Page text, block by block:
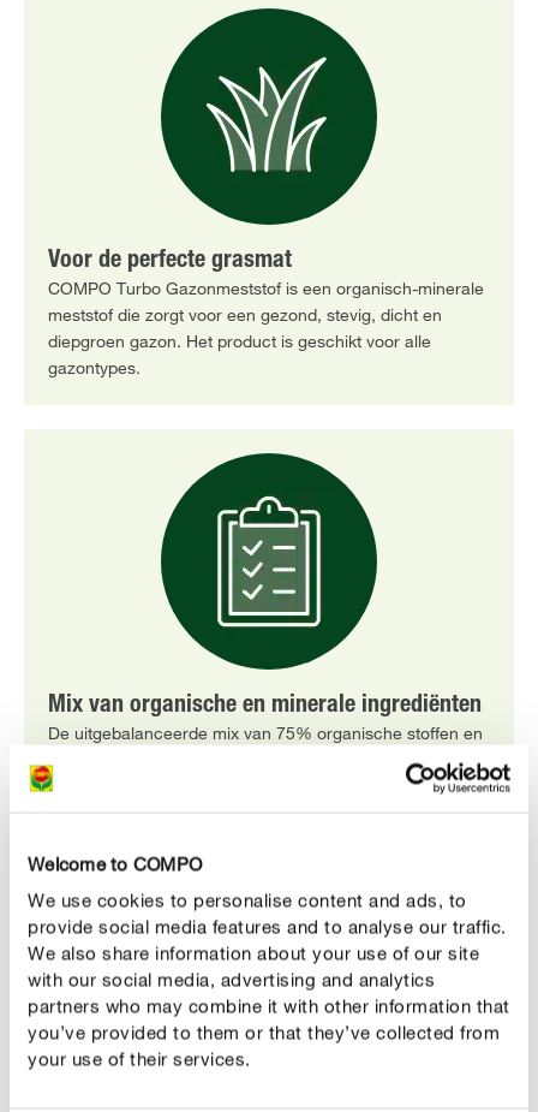
Welcome to COMPO
We use cookies to personalise content and ads, to
provide social media features and to analyse our traffic.
We also share information about your use of our site
with our social media, advertising and analytics
partners who may combine it with other information that
you’ve provided to them or that they’ve collected from
your use of their services.
Voor de perfecte grasmat
COMPO Turbo Gazonmeststof is een organisch-minerale
meststof die zorgt voor een gezond, stevig, dicht en
diepgroen gazon. Het product is geschikt voor alle
gazontypes.
Mix van organische en minerale ingrediënten
De uitgebalanceerde mix van 75% organische stoffen en
25% minerale stoffen legt de basis voor een snel
zichtbaar en duurzaam resultaat in slechts enkele dagen.